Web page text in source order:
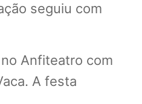
seguiu com
Anfiteatro com
A festa